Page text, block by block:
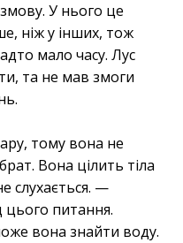
У нього це
ніж у інших, тож
мало часу. Лус
та не мав змоги
тому вона не
Вона цілить тіла
слухається. —
цього питання.
вона знайти воду.